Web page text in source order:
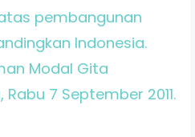
pembangunan
Indonesia.
Modal Gita
7 September 2011.